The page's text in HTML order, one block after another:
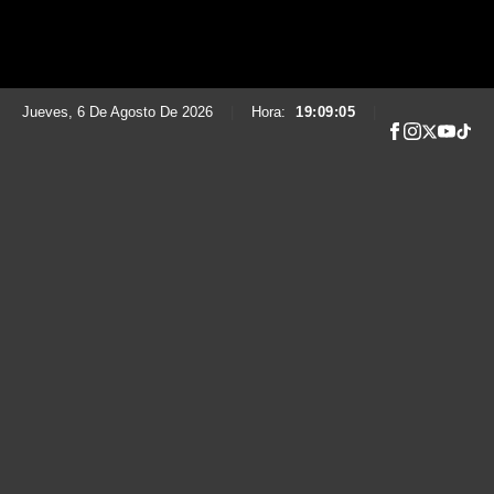
Jueves, 6 De Agosto De 2026 Hora: 19:09:06